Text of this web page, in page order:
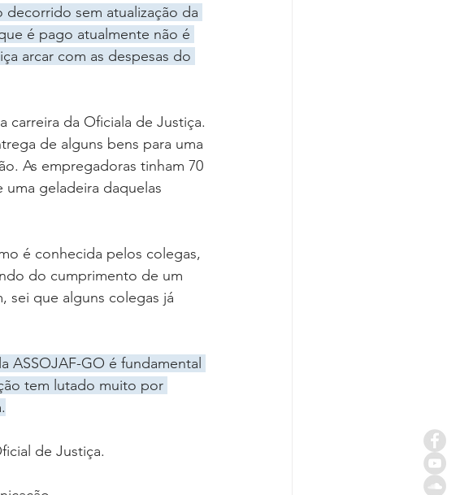
sem atualização da
é pago atualmente não é
arcar com as despesas do
carreira da Oficiala de Justiça.
de alguns bens para uma
As empregadoras tinham 70
geladeira daquelas
é conhecida pelos colegas,
do cumprimento de um
sei que alguns colegas já
ASSOJAF-GO é fundamental
tem lutado muito por
de Justiça.